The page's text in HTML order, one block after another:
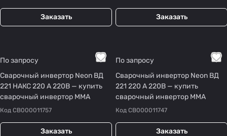
Заказать Заказать
По запросу
Сварочный инвертор Neon ВД
221 НАКС 220 А 220В — купить
сварочный инвертор MMA
Код СВ000011757
Заказать
По запросу
Сварочный инвертор Neon ВД
221 220 А 220В — купить
сварочный инвертор MMA
Код СВ000011747
Заказать